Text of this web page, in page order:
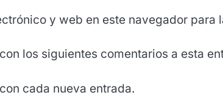
y web en este navegador para
los siguientes comentarios a esta
cada nueva entrada.